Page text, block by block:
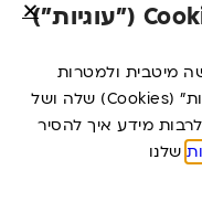
דברו
איתנו
מיטבית ולמטרות
אנליטיקה, האתר עושה שימוש ב”עוגיות” (Cookies) שלה ושל
מידע איך להסיר
שלנו